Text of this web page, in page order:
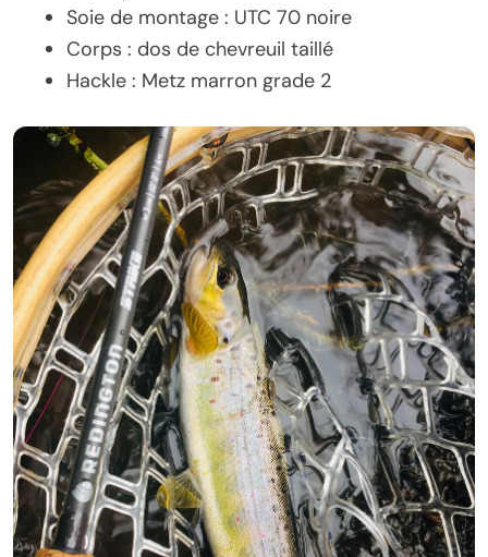
Soie de montage : UTC 70 noire
Corps : dos de chevreuil taillé
Hackle : Metz marron grade 2